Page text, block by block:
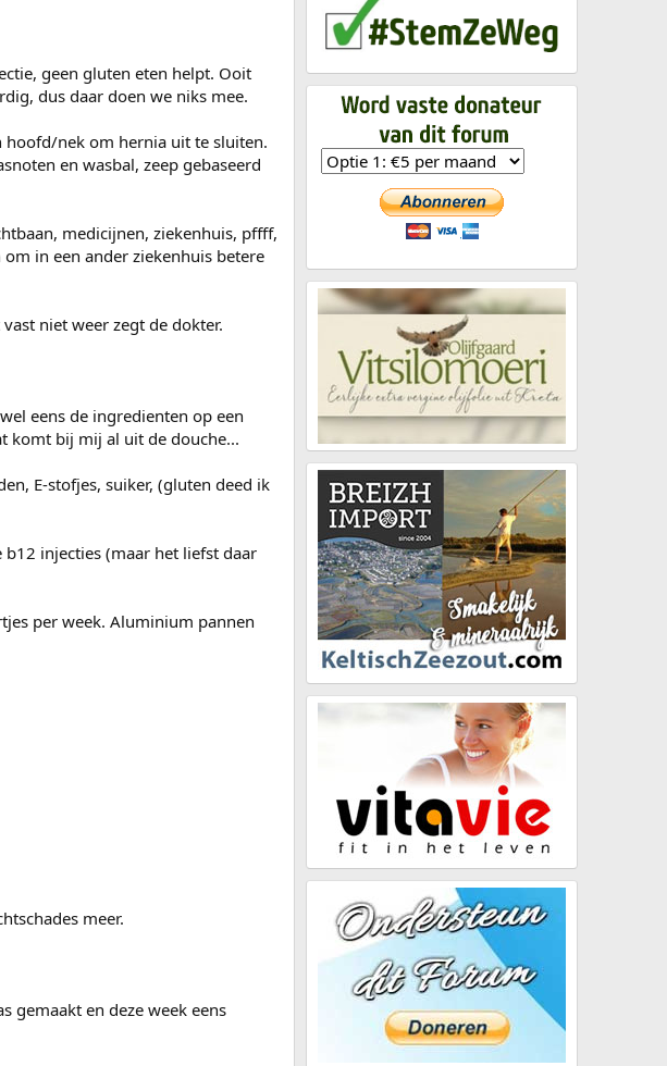
geen gluten eten helpt. Ooit
dus daar doen we niks mee.
hoofd/nek om hernia uit te sluiten.
en wasbal, zeep gebaseerd
medicijnen, ziekenhuis, pffff,
in een ander ziekenhuis betere
niet weer zegt de dokter.
eens de ingredienten op een
komt bij mij al uit de douche...
E-stofjes, suiker, (gluten deed ik
injecties (maar het liefst daar
per week. Aluminium pannen
meer.
gemaakt en deze week eens